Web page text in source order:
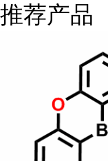
推荐产品